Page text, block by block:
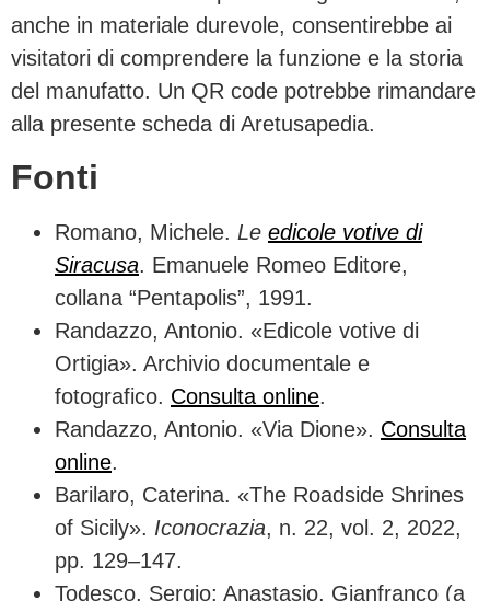
anche in materiale durevole, consentirebbe ai
visitatori di comprendere la funzione e la storia
del manufatto. Un QR code potrebbe rimandare
alla presente scheda di Aretusapedia.
Fonti
Romano, Michele. Le edicole votive di
Siracusa. Emanuele Romeo Editore,
collana “Pentapolis”, 1991.
Randazzo, Antonio. «Edicole votive di
Ortigia». Archivio documentale e
fotografico. Consulta online.
Randazzo, Antonio. «Via Dione». Consulta
online.
Barilaro, Caterina. «The Roadside Shrines
of Sicily». Iconocrazia, n. 22, vol. 2, 2022,
pp. 129–147.
Todesco, Sergio; Anastasio, Gianfranco (a